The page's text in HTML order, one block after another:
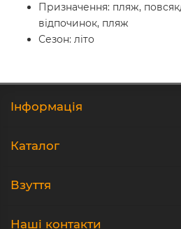
Призначення: пляж,
відпочинок, пляж
Сезон: літо
Iнформація
Каталог
Взуття
Наші контакти